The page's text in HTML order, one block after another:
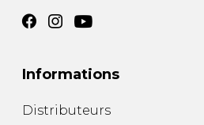
Informations
Distributeurs